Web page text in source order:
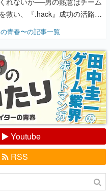
救い、『.hack』成功の活路を
プ』色だった【若ゲのいた
青春〜の記事一覧
Youtube
RSS